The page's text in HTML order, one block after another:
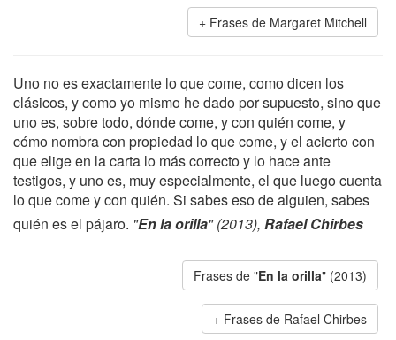
Frases de Margaret Mitchell
Uno no es exactamente lo que come, como dicen los
clásicos, y como yo mismo he dado por supuesto, sino que
uno es, sobre todo, dónde come, y con quién come, y
cómo nombra con propiedad lo que come, y el acierto con
que elige en la carta lo más correcto y lo hace ante
testigos, y uno es, muy especialmente, el que luego cuenta
lo que come y con quién. Si sabes eso de alguien, sabes
quién es el pájaro. "En la orilla" (2013), Rafael Chirbes
Frases de "En la orilla" (2013)
Frases de Rafael Chirbes